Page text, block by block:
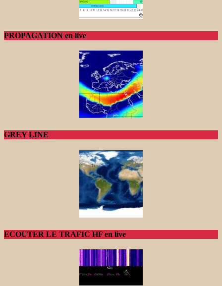
PROPAGATION en live
GREY LINE
ECOUTER LE TRAFIC HF en live